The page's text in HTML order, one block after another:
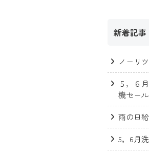
新着記事
ノーリ
５，６
機セール
雨の日
5，6月